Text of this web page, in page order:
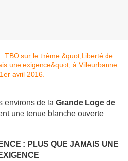
environs de la Grande Loge de
une tenue blanche ouverte
: PLUS QUE JAMAIS UNE
EXIGENCE